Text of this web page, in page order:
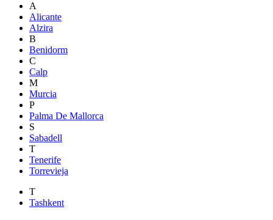
A
Alicante
Alzira
B
Benidorm
C
Calp
M
Murcia
P
Palma De Mallorca
S
Sabadell
T
Tenerife
Torrevieja
T
Tashkent